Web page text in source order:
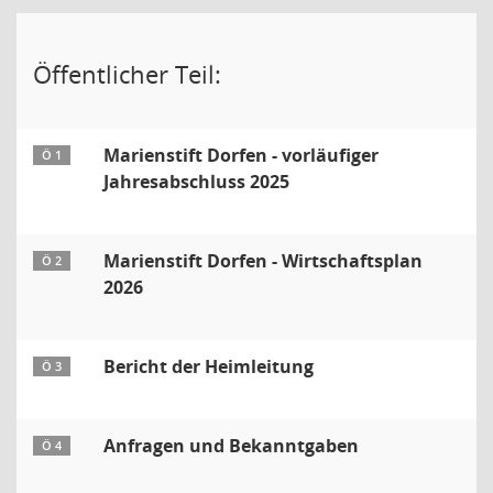
Öffentlicher Teil:
Ö 1
Marienstift Dorfen - vorläufiger
Jahresabschluss 2025
Ö 2
Marienstift Dorfen - Wirtschaftsplan
2026
Ö 3 Bericht der Heimleitung
Ö 4 Anfragen und Bekanntgaben